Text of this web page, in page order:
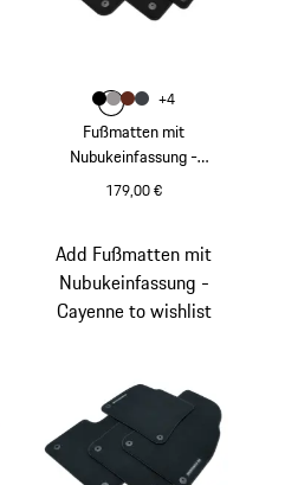
Fußmatten mit
Nubukeinfassung -
Cayenne
179,00 €
Farbe
Farbeschwarz
Farbe platingrau
Farbeumbra
Farbe
+4
Add Fußmatten mit
Nubukeinfassung -
Cayenne to wishlist